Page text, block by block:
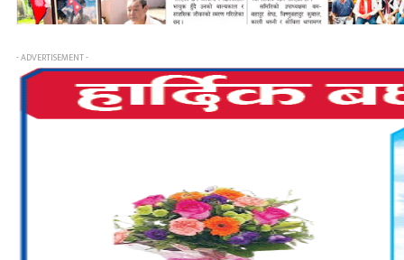
- ADVERTISEMENT -